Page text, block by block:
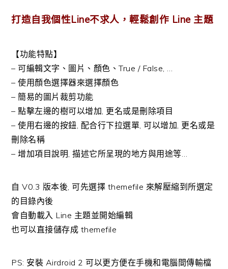
打造自我個性Line不求人，輕鬆創作 Line 主題
【功能特點】
– 可編輯文字、圖片、顏色、True / False, …
– 使用顏色選擇器來選擇顏色
– 簡易的圖片裁剪功能
– 點擊左邊的樹可以增加, 更名或是刪除項目
– 使用右邊的按鈕, 配合行下拉選單, 可以增加, 更名或是
刪除名稱
– 增加項目說明, 描述它所呈現的地方與用途等…
自 V0.3 版本後, 可先選擇 themefile 來解壓縮到所選定
的目錄內後
會自動載入 Line 主題並開始編輯
也可以直接儲存成 themefile
PS: 安裝 Airdroid 2 可以更方便在手機和電腦間傳輸檔